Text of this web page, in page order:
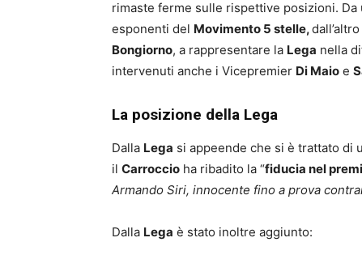
rimaste ferme sulle rispettive posizioni. Da
esponenti del Movimento 5 stelle,
Bongiorno, a rappresentare la Lega nella
intervenuti anche i Vicepremier Di Maio e
La posizione della Lega
Dalla Lega si appeende che si è trattato di
il Carroccio ha ribadito la “fiducia nel
Armando Siri, innocente fino a prova
Dalla Lega è stato inoltre aggiunto: